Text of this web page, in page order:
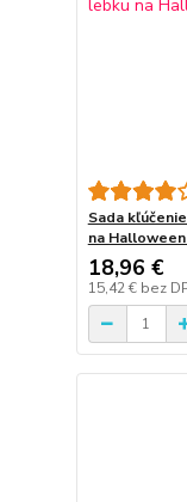
Sada
na
18,96 €
15,42 € bez